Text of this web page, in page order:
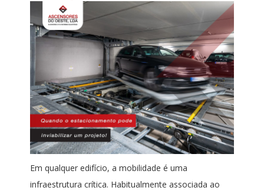
Em qualquer edifício, a mobilidade é uma
infraestrutura crítica. Habitualmente associada ao